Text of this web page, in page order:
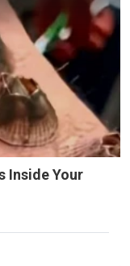
Inside Your